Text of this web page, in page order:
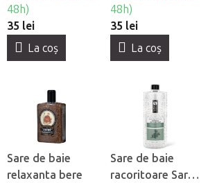
48h)
35 lei
La coş
48h)
35 lei
La coş
Sare de baie
relaxanta bere
Sare de baie
racoritoare Sara